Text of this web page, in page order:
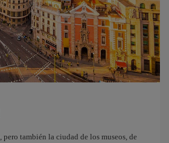
, pero también la ciudad de los museos, de